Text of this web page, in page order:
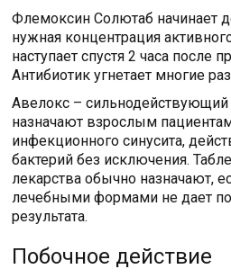
Флемоксин Солютаб начинает
нужная концентрация
наступает спустя 2 часа после
Антибиотик угнетает многие
Авелокс – сильнодействующий
назначают взрослым
инфекционного синусита,
бактерий без исключения.
лекарства обычно назначают,
лечебными формами не дает
результата.
Побочное действие